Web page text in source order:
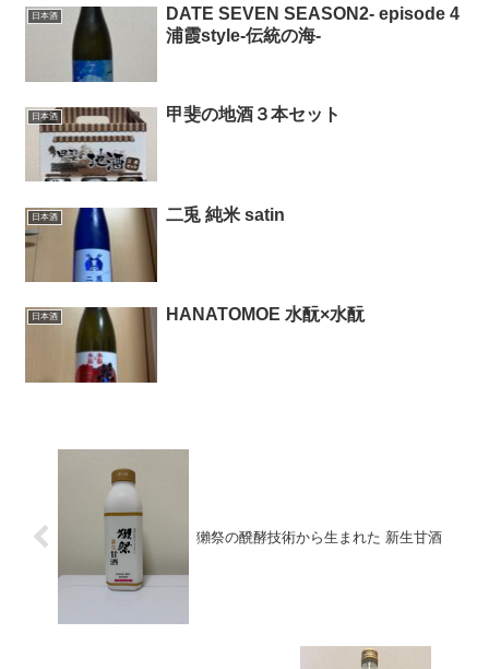
日本酒
DATE SEVEN SEASON2- episode 4
浦霞style-伝統の海-
日本酒 甲斐の地酒３本セット
日本酒 二兎 純米 satin
日本酒 HANATOMOE 水酛×水酛
獺祭の醗酵技術から生まれた 新生甘酒